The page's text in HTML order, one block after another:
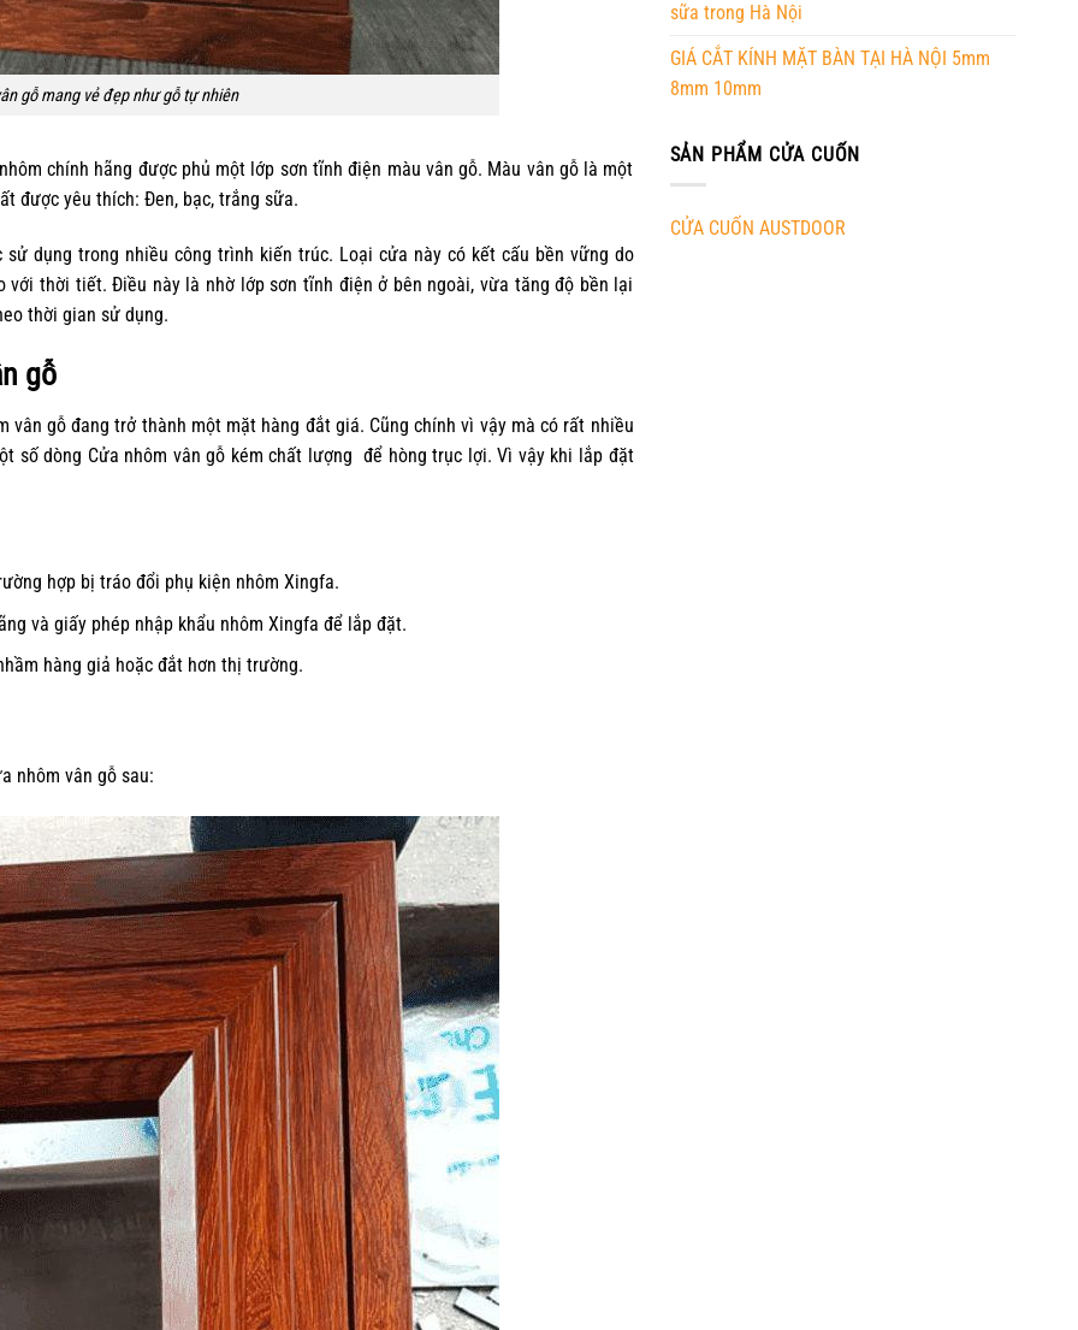
gỗ mang vẻ đẹp như gỗ tự nhiên
chính hãng được phủ một lớp sơn tĩnh điện màu vân gỗ. Màu vân gỗ là một
được yêu thích: Đen, bạc, trắng sữa.
dụng trong nhiều công trình kiến trúc. Loại cửa này có kết cấu bền vững do
với thời tiết. Điều này là nhờ lớp sơn tĩnh điện ở bên ngoài, vừa tăng độ bền lại
thời gian sử dụng.
gỗ
vân gỗ đang trở thành một mặt hàng đắt giá. Cũng chính vì vậy mà có rất nhiều
số dòng Cửa nhôm vân gỗ kém chất lượng để hòng trục lợi. Vì vậy khi lắp đặt
hợp bị tráo đổi phụ kiện nhôm Xingfa.
và giấy phép nhập khẩu nhôm Xingfa để lắp đặt.
hàng giả hoặc đắt hơn thị trường.
nhôm vân gỗ sau:
sữa trong Hà Nội
GIÁ CẮT KÍNH MẶT BÀN TẠI HÀ NỘI 5mm
8mm 10mm
SẢN PHẨM CỬA CUỐN
CỬA CUỐN AUSTDOOR